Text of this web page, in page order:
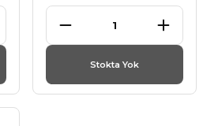
Stokta Yok